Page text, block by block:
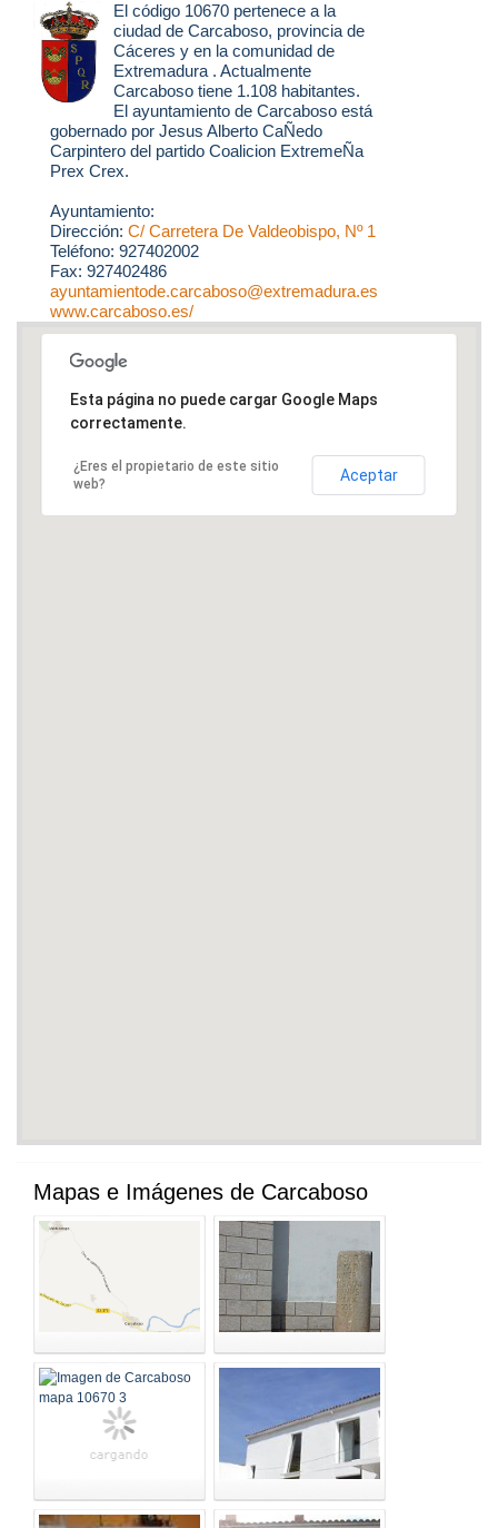
El código 10670 pertenece a la
ciudad de Carcaboso, provincia de
Cáceres y en la comunidad de
Extremadura . Actualmente
Carcaboso tiene 1.108 habitantes.
El ayuntamiento de Carcaboso está
gobernado por Jesus Alberto CaÑedo
Carpintero del partido Coalicion ExtremeÑa
Prex Crex.
Ayuntamiento:
Dirección: C/ Carretera De Valdeobispo, Nº 1
Teléfono: 927402002
Fax: 927402486
ayuntamientode.carcaboso@extremadura.es
www.carcaboso.es/
Esta página no puede cargar Google Maps
correctamente.
¿Eres el propietario de este sitio
web?
Aceptar
Mapas e Imágenes de Carcaboso